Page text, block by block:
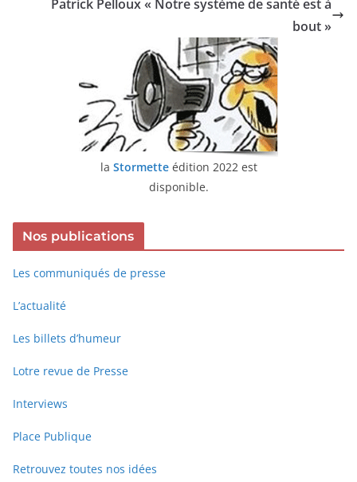
Patrick Pelloux « Notre système de santé est à
bout »
la Stormetteédition 2022 est
disponible.
Nos publications
Les communiqués de presse
L’actualité
Les billets d’humeur
Lotre revue de Presse
Interviews
Place Publique
Retrouvez toutes nos idées